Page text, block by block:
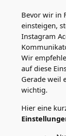
Bevor wir in
einsteigen,
Instagram
Wir
auf diese
Gerade weil
wichtig.
Hier eine